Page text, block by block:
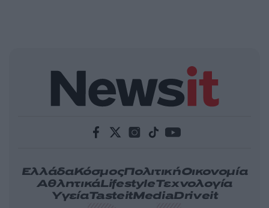
ΕλλάδαΚόσμοςΠολιτικήΟικονομία
ΑθλητικάLifestyleΤεχνολογία
ΥγείαTasteitMediaDriveit